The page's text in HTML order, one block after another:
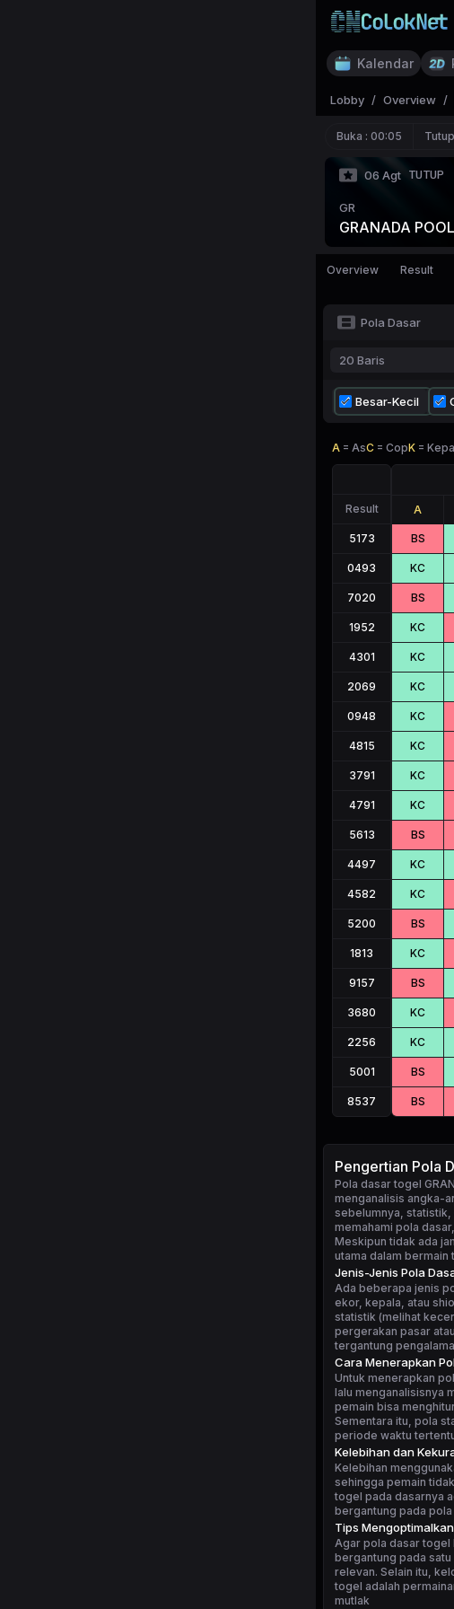
Kalendar
Lobby / Overview /
Buka : 00:05
06 Agt TUTUP
GR
GRANADA
Overview Result
Pola Dasar
20 Baris
Besar-Kecil
A = AsC = CopK =
Result
5173
0493
7020
1952
4301
2069
0948
4815
3791
4791
5613
4497
4582
5200
1813
9157
3680
2256
5001
8537
A
BS
KC
BS
KC
KC
KC
KC
KC
KC
KC
BS
KC
KC
BS
KC
BS
KC
KC
BS
BS
Pengertian Pola
Pola dasar togel
menganalisis angka-
sebelumnya, statistik,
memahami pola
Meskipun tidak ada
utama dalam bermain
Jenis-Jenis Pola
Ada beberapa jenis
ekor, kepala, atau
statistik (melihat
pergerakan pasar
tergantung
Cara Menerapkan
Untuk menerapkan
lalu menganalisisnya
pemain bisa
Sementara itu, pola
periode waktu
Kelebihan dan
Kelebihan
sehingga pemain
togel pada dasarnya
bergantung pada
Tips
Agar pola dasar togel
bergantung pada
relevan. Selain itu,
togel adalah
mutlak